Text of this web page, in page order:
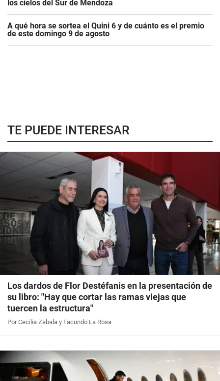
los cielos del Sur de Mendoza
A qué hora se sortea el Quini 6 y de cuánto es el premio
de este domingo 9 de agosto
TE PUEDE INTERESAR
Los dardos de Flor Destéfanis en la presentación de
su libro: "Hay que cortar las ramas viejas que
tuercen la estructura"
Por Cecilia Zabala y Facundo La Rosa